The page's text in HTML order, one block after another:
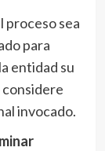
proceso sea
para
entidad su
invocado.